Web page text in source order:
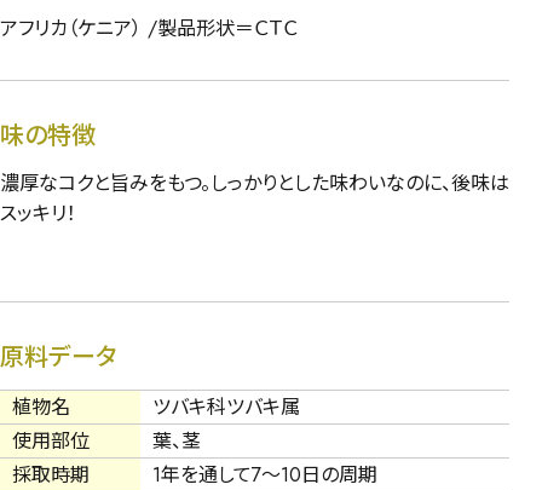
アフリカ（ケニア） /製品形状＝ＣＴＣ
味の特徴
濃厚なコクと旨みをもつ。しっかりとした味わいなのに、後味は
スッキリ！
原料データ
植物名
ツバキ科ツバキ属
使用部位
葉、茎
採取時期
1年を通して7～10日の周期